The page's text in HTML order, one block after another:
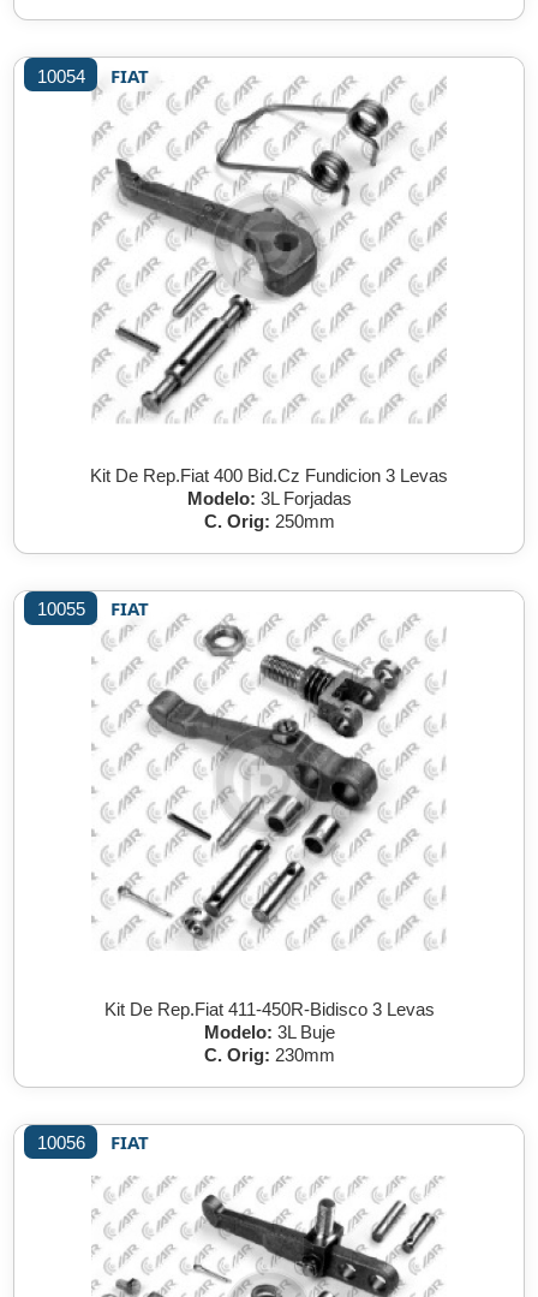
10054 FIAT
Kit De Rep.Fiat 400 Bid.Cz Fundicion 3 Levas
Modelo: 3L Forjadas
C. Orig: 250mm
10055 FIAT
Kit De Rep.Fiat 411-450R-Bidisco 3 Levas
Modelo: 3L Buje
C. Orig: 230mm
10056 FIAT